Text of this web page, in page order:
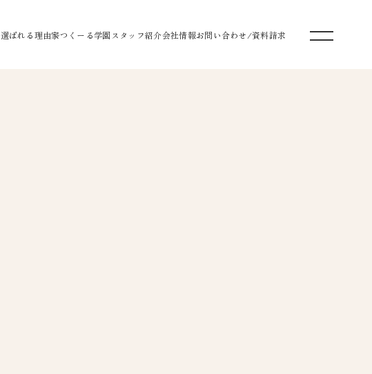
選ばれる理由家つくーる学園 スタッフ紹介会社情報お問い合わせ/資料請求